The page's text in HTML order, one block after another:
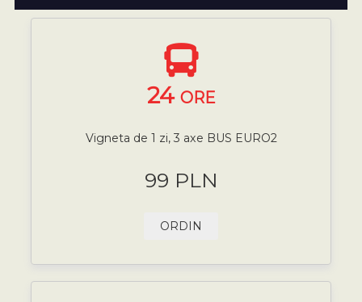
24 ORE
Vigneta de 1 zi, 3 axe BUS EURO2
99 PLN
ORDIN